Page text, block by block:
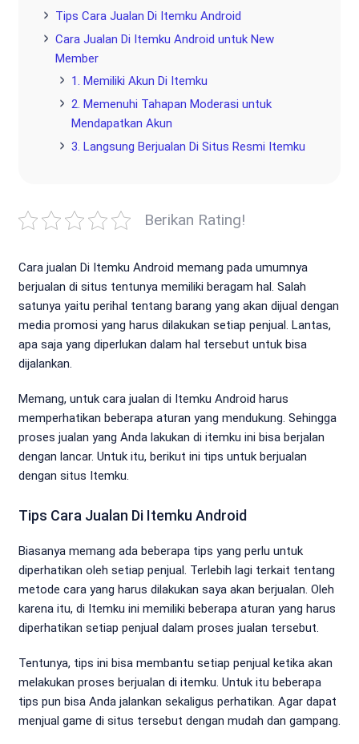
Tips Cara Jualan Di Itemku Android
Cara Jualan Di Itemku Android untuk New
Member
1. Memiliki Akun Di Itemku
2. Memenuhi Tahapan Moderasi untuk
Mendapatkan Akun
3. Langsung Berjualan Di Situs Resmi Itemku
Berikan Rating!
Cara jualan Di Itemku Android memang pada umumnya
berjualan di situs tentunya memiliki beragam hal. Salah
satunya yaitu perihal tentang barang yang akan dijual dengan
media promosi yang harus dilakukan setiap penjual. Lantas,
apa saja yang diperlukan dalam hal tersebut untuk bisa
dijalankan.
Memang, untuk cara jualan di Itemku Android harus
memperhatikan beberapa aturan yang mendukung. Sehingga
proses jualan yang Anda lakukan di itemku ini bisa berjalan
dengan lancar. Untuk itu, berikut ini tips untuk berjualan
dengan situs Itemku.
Tips Cara Jualan Di Itemku Android
Biasanya memang ada beberapa tips yang perlu untuk
diperhatikan oleh setiap penjual. Terlebih lagi terkait tentang
metode cara yang harus dilakukan saya akan berjualan. Oleh
karena itu, di Itemku ini memiliki beberapa aturan yang harus
diperhatikan setiap penjual dalam proses jualan tersebut.
Tentunya, tips ini bisa membantu setiap penjual ketika akan
melakukan proses berjualan di itemku. Untuk itu beberapa
tips pun bisa Anda jalankan sekaligus perhatikan. Agar dapat
menjual game di situs tersebut dengan mudah dan gampang.